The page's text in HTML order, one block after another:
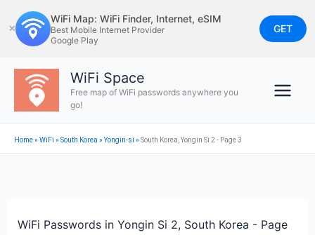
to
content
✕
WiFi Map: WiFi Finder, Internet, eSIM
Best Mobile Internet Provider
Google Play
GET
WiFi Space
Free map of WiFi passwords anywhere you
go!
Home»WiFi »South Korea »Yongin-si »South Korea, Yongin Si 2 - Page 3
WiFi Passwords in Yongin Si 2, South Korea - Page